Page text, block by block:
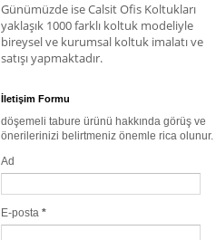
Günümüzde ise Calsit Ofis Koltukları
yaklaşık 1000 farklı koltuk modeliyle
bireysel ve kurumsal koltuk imalatı ve
satışı yapmaktadır.
İletişim Formu
döşemeli tabure ürünü hakkında görüş ve
önerilerinizi belirtmeniz önemle rica olunur.
Ad
E-posta *